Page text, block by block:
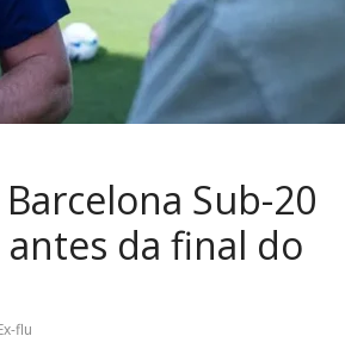
Sub-20
da final do
flu